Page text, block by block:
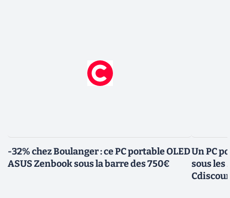
-32% chez Boulanger : ce PC portable OLED
ASUS Zenbook sous la barre des 750€
Un PC
sous les